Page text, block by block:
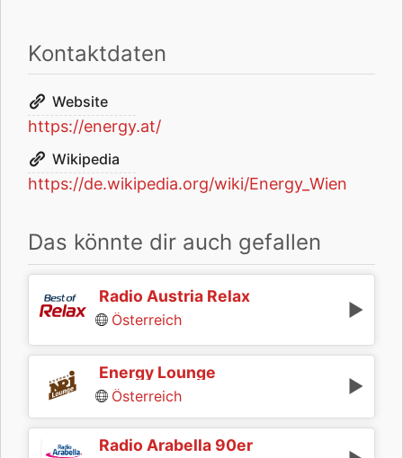
Kontaktdaten
Website
https://energy.at/
Wikipedia
https://de.wikipedia.org/wiki/Energy_Wien
Das könnte dir auch gefallen
Radio Austria Relax
Österreich
Energy Lounge
Österreich
Radio Arabella 90er